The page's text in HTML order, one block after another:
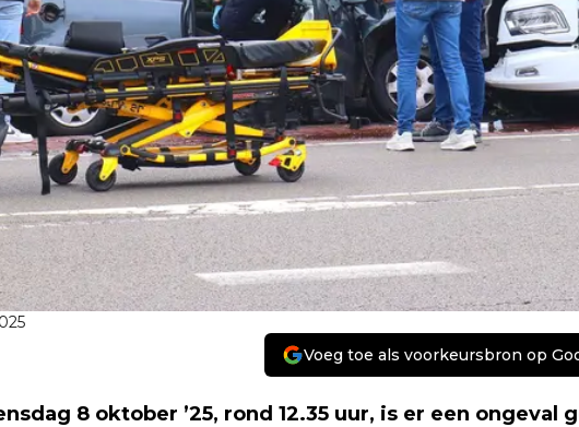
Voeg toe als voorkeursbron op
8 oktober ’25, rond 12.35 uur, is er een ongeval